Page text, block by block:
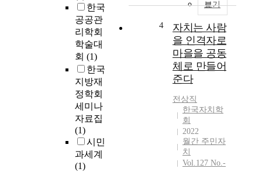
한국
공공관
리학회
학술대
회 (1)
한국
지방재
정학회
세미나
자료집
(1)
시민
과세계
(1)
보기
4
자치는 사람
을 인격자로
마을을 공동
체로 만들어
준다
전상직
한국자치학
회
2022
월간 주민자
치
Vol.127 No.-